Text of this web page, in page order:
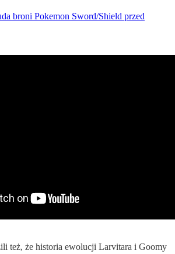
broni Pokemon Sword/Shield przed
też, że historia ewolucji Larvitara i Goomy